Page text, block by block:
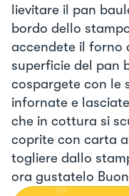
lievitare il pan
bordo dello
accendete il forno
superficie del pan
cospargete con le
infornate e
che in cottura si
coprite con carta
togliere dallo
ora gustatelo